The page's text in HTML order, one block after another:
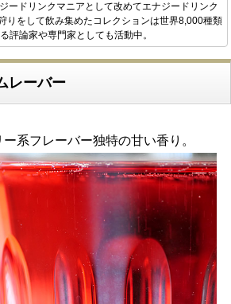
ードリンクマニアとして改めてエナジードリンク
りをして飲み集めたコレクションは世界8,000種類
評論家や専門家としても活動中。
レーバー
系フレーバー独特の甘い香り。